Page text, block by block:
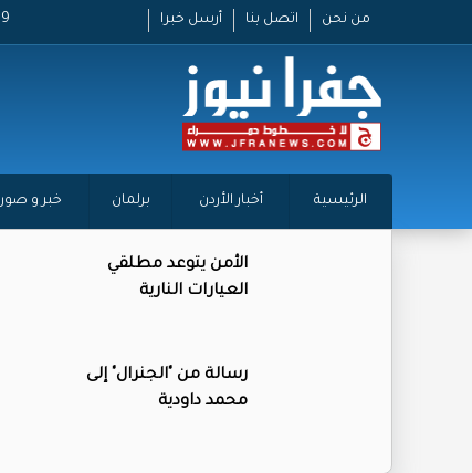
من نحن اتصل بنا أرسل خبرا
الرئيسية أخبار الأردن برلمان خبر و
الأمن يتوعد مطلقي
العيارات النارية
رسالة من "الجنرال" إلى
محمد داودية